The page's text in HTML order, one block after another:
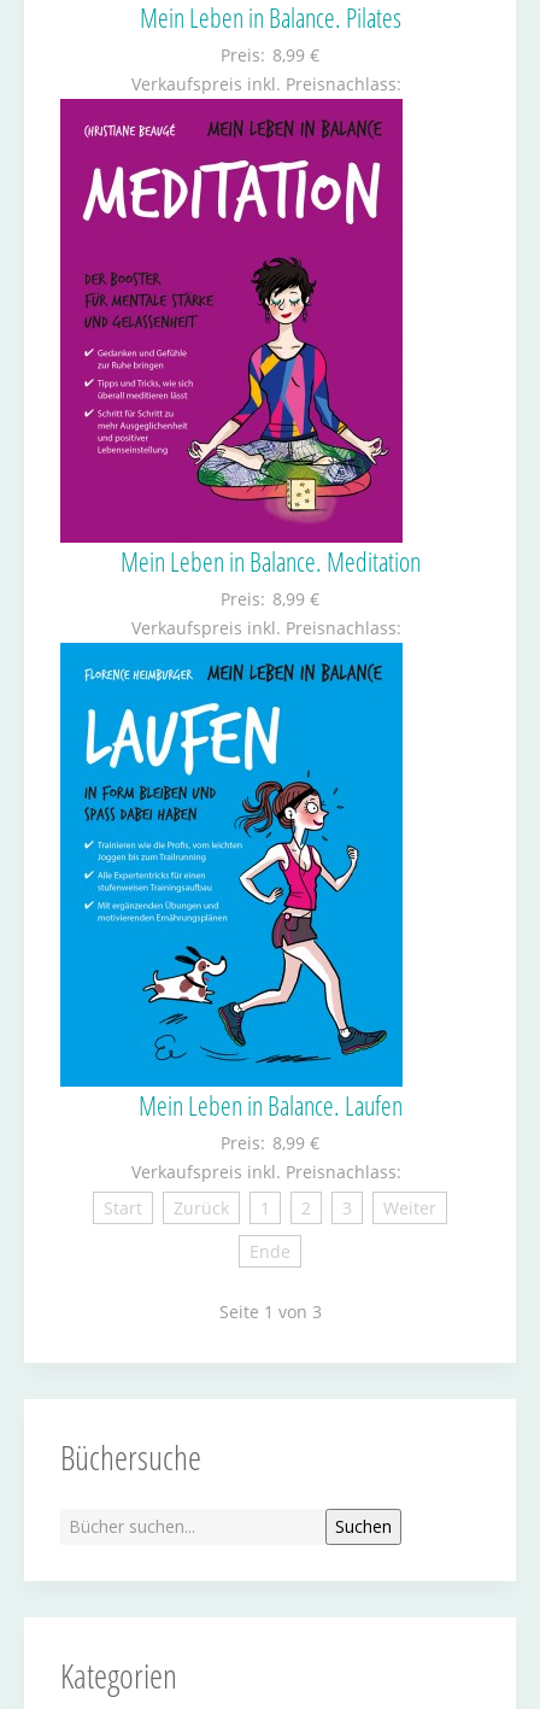
Mein Leben in Balance. Pilates
Preis: 8,99 €
Verkaufspreis inkl. Preisnachlass:
Mein Leben in Balance. Meditation
Preis: 8,99 €
Verkaufspreis inkl. Preisnachlass:
Mein Leben in Balance. Laufen
Preis: 8,99 €
Verkaufspreis inkl. Preisnachlass:
Start
Zurück 1 2 3
Weiter
Ende
Seite 1 von 3
Büchersuche
Kategorien